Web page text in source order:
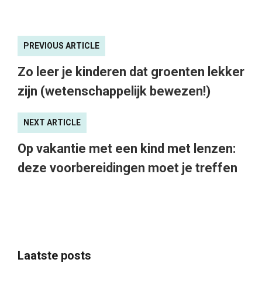
PREVIOUS ARTICLE
Zo leer je kinderen dat groenten lekker
zijn (wetenschappelijk bewezen!)
NEXT ARTICLE
Op vakantie met een kind met lenzen:
deze voorbereidingen moet je treffen
Laatste posts